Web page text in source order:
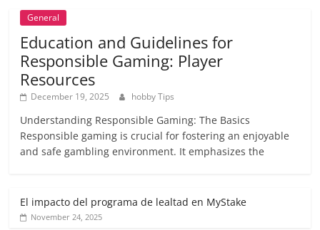
General
Education and Guidelines for
Responsible Gaming: Player
Resources
December 19, 2025 hobby Tips
Understanding Responsible Gaming: The Basics
Responsible gaming is crucial for fostering an enjoyable
and safe gambling environment. It emphasizes the
El impacto del programa de lealtad en MyStake
November 24, 2025